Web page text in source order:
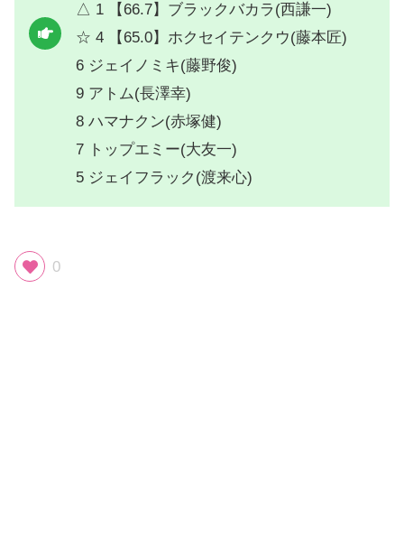
△ 1 【66.7】ブラックバカラ(西謙一)
☆ 4 【65.0】ホクセイテンクウ(藤本匠)
6 ジェイノミキ(藤野俊)
9 アトム(長澤幸)
8 ハマナクン(赤塚健)
7 トップエミー(大友一)
5 ジェイフラック(渡来心)
0